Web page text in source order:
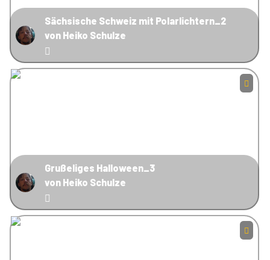
Sächsische Schweiz mit Polarlichtern_2
von Heiko Schulze
Grußeliges Halloween_3
von Heiko Schulze